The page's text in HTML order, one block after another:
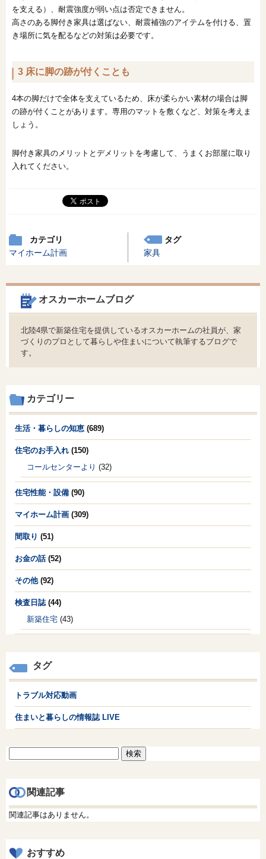
を支える）、耐震強度が弱い点は否定できません。
高さのある脚付き家具は選ばない、耐震補強のアイテムを付ける、置
き場所に気を配るなどの対策は必要です。
3 床に脚の跡が付くことも
4本の脚だけで全体を支えているため、床が柔らかい素材の場合は脚
の跡が付くことがあります。専用のマットを敷くなど、対策を考えま
しょう。
脚付き家具のメリットとデメリットを考慮して、うまくお部屋に取り
入れてください。
カテゴリ
マイホーム計画
タグ
家具
オスカーホームブログ
北陸4県で新築住宅を提供しているオスカーホームの社員が、家
づくりのプロとして暮らしや住まいについて執筆するブログで
す。
カテゴリー
生活・暮らしの知恵 (689)
住宅のお手入れ (150)
コールセンターより (32)
住宅性能・設備 (90)
マイホーム計画 (309)
間取り (51)
お金の話(52)
その他(92)
検査日誌(44)
新築住宅 (43)
タグ
トラブル対応動画
住まいと暮らしの情報誌 LIVE
関連記事
関連記事はありません。
おすすめ